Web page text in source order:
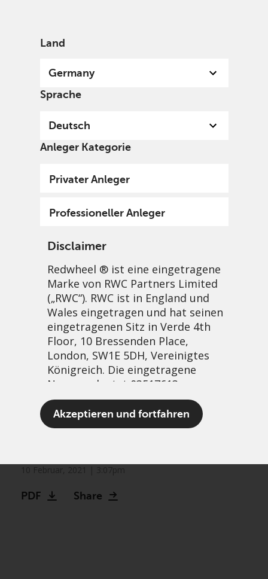
Land
Germany
Sprache
Deutsch
Anleger Kategorie
Privater Anleger
Professioneller Anleger
Disclaimer
Redwheel ® ist eine eingetragene
Marke von RWC Partners Limited
(„RWC“). RWC ist in England und
Wales eingetragen und hat seinen
eingetragenen Sitz in Verde 4th
Floor, 10 Bressenden Place,
London, SW1E 5DH, Vereinigtes
Königreich. Die eingetragene
Nummer lautet 03517613.
Management LLP, die jeweils von
Akzeptieren und fortfahren
Understanding the source
of past returns is the key to
PDF Share